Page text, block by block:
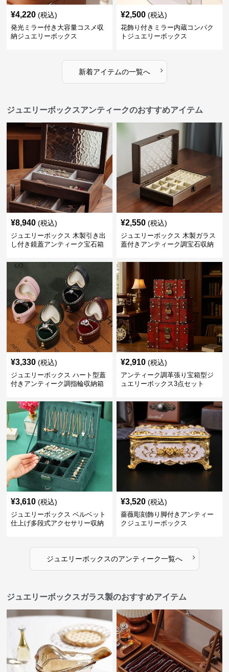
¥4,220 (税込)
発光ミラー付き大容量コスメ収
納ジュエリーボックス
¥2,500 (税込)
花飾り付きミラー内蔵コンパク
トジュエリーボックス
新着アイテムの一覧へ ›
ジュエリーボックスアンティークのおすすめアイテム
¥8,940 (税込)
ジュエリーボックス 木製引き出
し付き鏡蓋アンティーク宝石箱
¥2,550 (税込)
ジュエリーボックス 木製ガラス
蓋付きアンティーク調宝石収納
¥3,330 (税込)
ジュエリーボックス ハート型蓋
付きアンティーク調指輪収納箱
¥2,910 (税込)
アンティーク調革張り宝箱型ジ
ュエリーボックス3点セット
¥3,610 (税込)
ジュエリーボックス ベルベット
仕上げ多段式アクセサリー収納
¥3,520 (税込)
薔薇彫刻飾り脚付きアンティー
クジュエリーボックス
ジュエリーボックスのアンティーク一覧へ ›
ジュエリーボックスガラス製のおすすめアイテム